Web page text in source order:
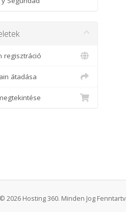
regisztráció
átadása
2026 Hosting 360. Minden Jog